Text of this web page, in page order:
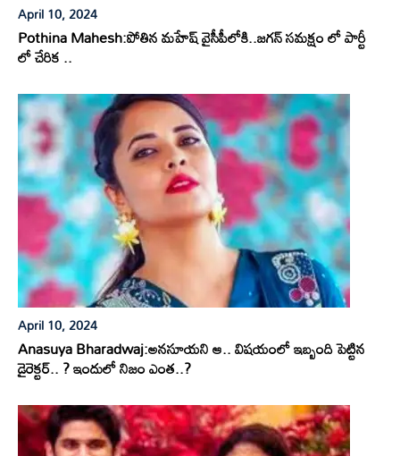
April 10, 2024
Pothina Mahesh:పోతిన మహేష్ వైసీపీలోకి..జగన్ సమక్షం లో పార్టీ
లో చేరిక ..
April 10, 2024
Anasuya Bharadwaj:అనసూయని ఆ.. విషయంలో ఇబ్బంది పెట్టిన
డైరెక్టర్.. ? ఇందులో నిజం ఎంత..?